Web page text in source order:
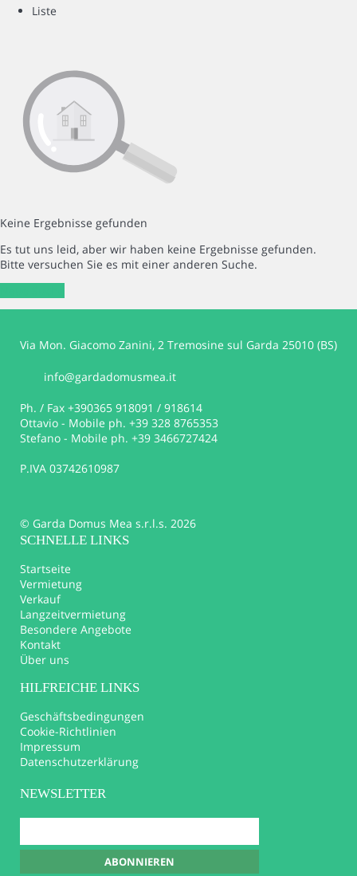
Liste
Keine Ergebnisse gefunden
Es tut uns leid, aber wir haben keine Ergebnisse gefunden.
Bitte versuchen Sie es mit einer anderen Suche.
Via Mon. Giacomo Zanini, 2 Tremosine sul Garda 25010 (BS)
info@gardadomusmea.it
Ph. / Fax +390365 918091 / 918614
Ottavio - Mobile ph. +39 328 8765353
Stefano - Mobile ph. +39 3466727424
P.IVA 03742610987
© Garda Domus Mea s.r.l.s. 2026
SCHNELLE LINKS
Startseite
Vermietung
Verkauf
Langzeitvermietung
Besondere Angebote
Kontakt
Über uns
HILFREICHE LINKS
Geschäftsbedingungen
Cookie-Richtlinien
Impressum
Datenschutzerklärung
NEWSLETTER